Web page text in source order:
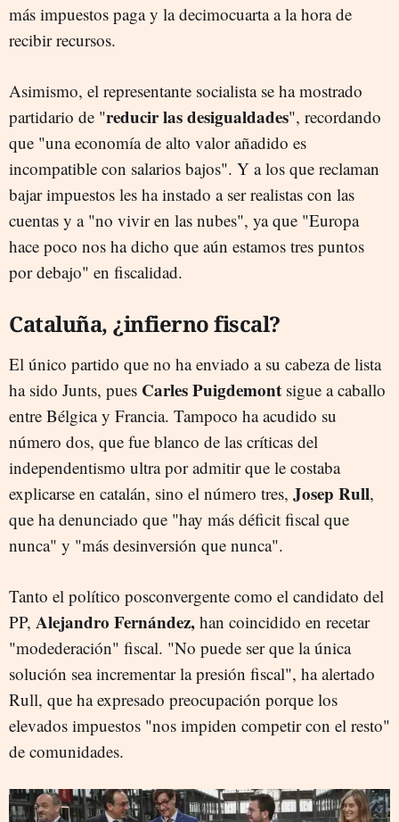
más impuestos paga y la decimocuarta a la hora de
recibir recursos.
Asimismo, el representante socialista se ha mostrado
partidario de "reducir las desigualdades", recordando
que "una economía de alto valor añadido es
incompatible con salarios bajos". Y a los que reclaman
bajar impuestos les ha instado a ser realistas con las
cuentas y a "no vivir en las nubes", ya que "Europa
hace poco nos ha dicho que aún estamos tres puntos
por debajo" en fiscalidad.
Cataluña, ¿infierno fiscal?
El único partido que no ha enviado a su cabeza de lista
ha sido Junts, pues Carles Puigdemont sigue a caballo
entre Bélgica y Francia. Tampoco ha acudido su
número dos, que fue blanco de las críticas del
independentismo ultra por admitir que le costaba
explicarse en catalán, sino el número tres, Josep Rull,
que ha denunciado que "hay más déficit fiscal que
nunca" y "más desinversión que nunca".
Tanto el político posconvergente como el candidato del
PP, Alejandro Fernández, han coincidido en recetar
"modederación" fiscal. "No puede ser que la única
solución sea incrementar la presión fiscal", ha alertado
Rull, que ha expresado preocupación porque los
elevados impuestos "nos impiden competir con el resto"
de comunidades.